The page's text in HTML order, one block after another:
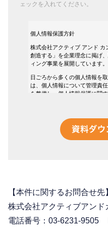
【本件に関するお問合せ先
株式会社アクティブアンド
電話番号：03-6231-9505